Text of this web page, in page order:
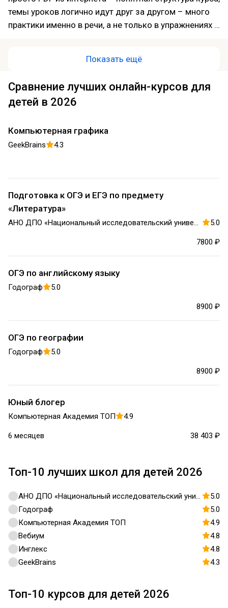
темы уроков логично идут друг за другом – много
практики именно в речи, а не только в упражнениях –
есть ощущение прогресса уже после первых
она полностью оправдана, менять ни на что не
собираюсь
Показать ещё
Сравнение лучших онлайн-курсов для
детей в 2026
Компьютерная графика
GeekBrains 4.3
Подготовка к ОГЭ и ЕГЭ по предмету
«Литература»
АНО ДПО «Национальный исследовательский университет дополнительного образования и профессионального обучения имени К.Д. Ушинского» 5.0
7800 ₽
ОГЭ по английскому языку
Годограф 5.0
8900 ₽
ОГЭ по географии
Годограф 5.0
8900 ₽
Юный блогер
Компьютерная Академия ТОП 4.9
6 месяцев 38 403 ₽
Топ-10 лучших школ для детей 2026
АНО ДПО «Национальный исследовательский университет дополнительного образования и профессионального обучения имени К.Д. Ушинского»
5.0
Годограф
5.0
Компьютерная Академия ТОП
4.9
Вебиум
4.8
Инглекс
4.8
GeekBrains
4.3
Топ-10 курсов для детей 2026